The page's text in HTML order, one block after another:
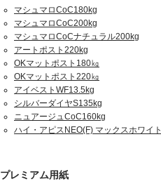
マシュマロCoC180kg
マシュマロCoC200kg
マシュマロCoCナチュラル200kg
アートポスト220kg
OKマットポスト180㎏
OKマットポスト220㎏
アイベストWF13.5kg
シルバーダイヤS135kg
ニュアージュCoC160kg
ハイ・アピスNEO(F) マックスホワイト
プレミアム用紙